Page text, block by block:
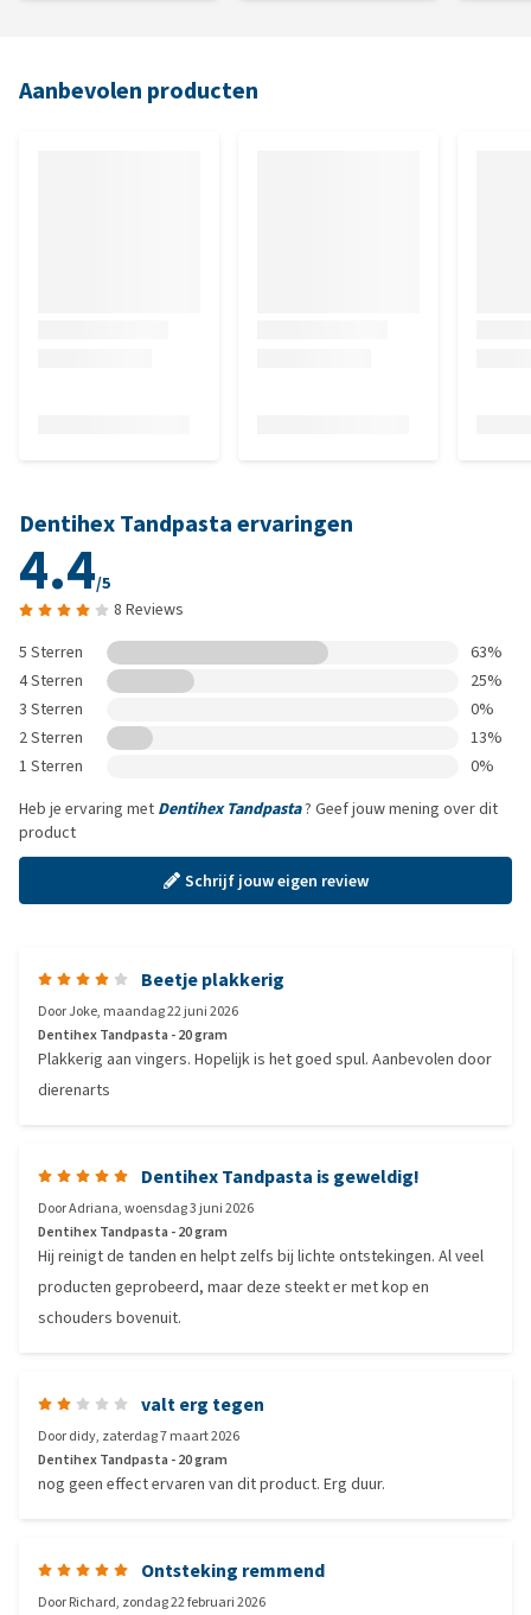
Aanbevolen producten
Dentihex Tandpasta ervaringen
4.4/5
8 Reviews
5 Sterren
63%
4 Sterren
25%
3 Sterren
0%
2 Sterren
13%
1 Sterren
0%
Heb je ervaring met Dentihex Tandpasta? Geef jouw mening over dit
product
Schrijf jouw eigen review
Beetje plakkerig
DoorJoke, maandag 22 juni 2026
Dentihex Tandpasta - 20 gram
Plakkerig aan vingers. Hopelijk is het goed spul. Aanbevolen door
dierenarts
Dentihex Tandpasta is geweldig!
DoorAdriana,woensdag 3 juni 2026
Dentihex Tandpasta - 20 gram
Hij reinigt de tanden en helpt zelfs bij lichte ontstekingen. Al veel
producten geprobeerd, maar deze steekt er met kop en
schouders bovenuit.
valt erg tegen
Doordidy, zaterdag 7 maart 2026
Dentihex Tandpasta - 20 gram
nog geen effect ervaren van dit product. Erg duur.
Ontsteking remmend
DoorRichard, zondag 22 februari 2026